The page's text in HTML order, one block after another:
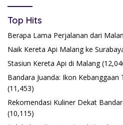
Top Hits
Berapa Lama Perjalanan dari
Naik Kereta Api Malang ke
Stasiun Kereta Api di Malang
Bandara Juanda: Ikon
(11,453)
Rekomendasi Kuliner Dekat
(10,115)